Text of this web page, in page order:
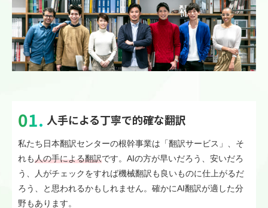
人手による丁寧で的確な翻訳
私たち日本翻訳センターの根幹事業は「翻訳サービス」、そ
れも人の手による翻訳です。AIの方が早いだろう、安いだろ
う、人がチェックをすれば機械翻訳も良いものに仕上がるだ
ろう、と思われるかもしれません。確かにAI翻訳が適した分
野もあります。